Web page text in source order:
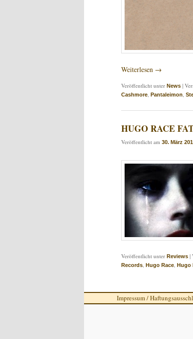
Weiterlesen →
Veröffentlicht unter News |
Cashmore, Pantaleimon,
HUGO RACE
Veröffentlicht am 30. März
Veröffentlicht unter Reviews |
Records, Hugo Race, Hugo
Impressum /